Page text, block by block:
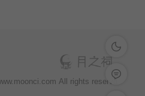
深色模式
留言反馈
All rights reservd.